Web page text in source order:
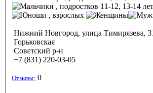
, подростков 11-12, 13-14 лет
, взрослых
Нижний Новгород, улица Тимирязева,
Горьковская
Советский р-н
+7 (831) 220-03-05
Отзывы: 0